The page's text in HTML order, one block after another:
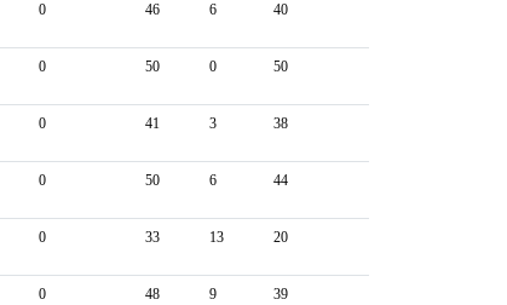
0 46 6 40
0 50 0 50
0 41 3 38
0 50 6 44
0 33 13 20
0 48 9 39